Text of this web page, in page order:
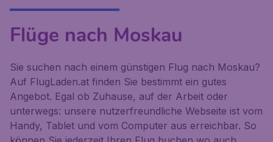
Flüge nach Moskau
Sie suchen nach einem günstigen Flug nach Moskau?
Auf FlugLaden.at finden Sie bestimmt ein gutes
Angebot. Egal ob Zuhause, auf der Arbeit oder
unterwegs: unsere nutzerfreundliche Webseite ist vom
Handy, Tablet und vom Computer aus erreichbar. So